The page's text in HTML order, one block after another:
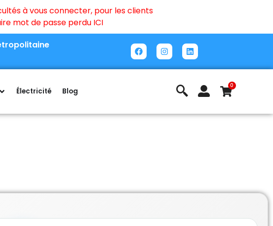
à vous connecter, pour les clients
mot de passe perdu ICI
Électricité Blog
0